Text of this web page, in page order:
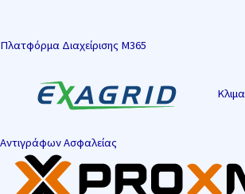
Πλατφόρμα Διαχείρισης M365
Αντιγράφων Ασφαλείας